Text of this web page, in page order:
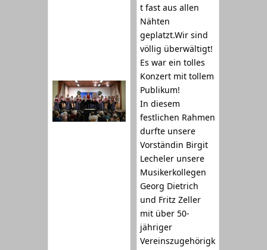
t fast aus allen
Nähten
geplatzt.Wir sind
völlig überwältigt!
Es war ein tolles
Konzert mit tollem
Publikum!
In diesem
festlichen Rahmen
durfte unsere
Vorständin Birgit
Lecheler unsere
Musikerkollegen
Georg Dietrich
und Fritz Zeller
mit über 50-
jähriger
Vereinszugehörigk